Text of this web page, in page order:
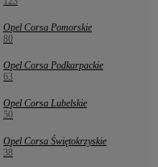
Opel Corsa Pomorskie
80
Opel Corsa Podkarpackie
63
Opel Corsa Lubelskie
50
Opel Corsa Świętokrzyskie
38